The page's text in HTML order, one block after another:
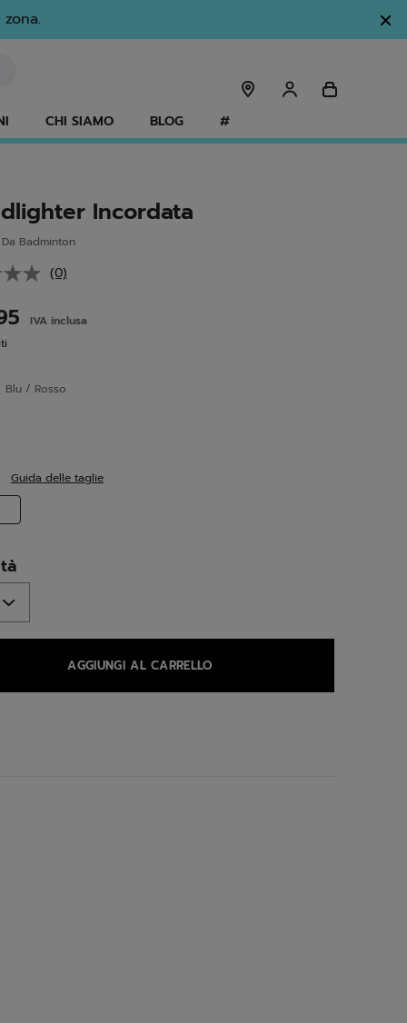
CHI SIAMO BLOG #
Incordata
Badminton
Nessuna
link
(0)
IVA inclusa
Blu / Rosso
Guida delle taglie
AGGIUNGI AL CARRELLO